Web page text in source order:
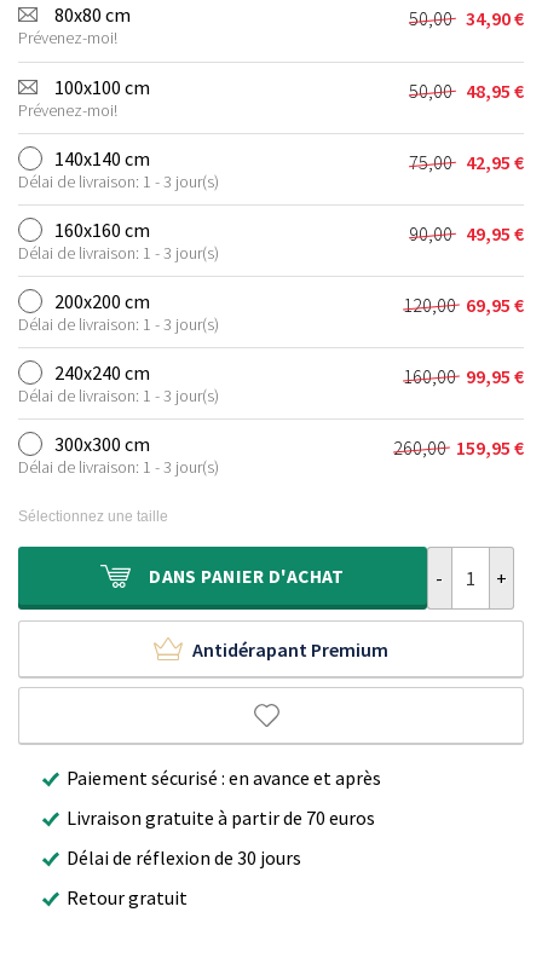
80x80 cm
Prévenez-moi!
50,00
Le
prix
initial
était :
50,00 €.
34,90€
Le
prix
actuel
est :
34,90 €.
100x100 cm
Prévenez-moi!
50,00
Le
prix
initial
était :
50,00 €.
48,95 €
Le
prix
actuel
est :
48,95 €.
140x140 cm
Délai de livraison: 1 - 3 jour(s)
75,00
Le
prix
initial
était :
75,00 €.
42,95 €
Le
prix
actuel
est :
42,95 €.
160x160 cm
Délai de livraison: 1 - 3 jour(s)
90,00
Le
prix
initial
était :
90,00 €.
49,95 €
Le
prix
actuel
est :
49,95 €.
200x200 cm
Délai de livraison: 1 - 3 jour(s)
120,00
Le
prix
initial
était :
120,00 €.
69,95 €
Le
prix
actuel
est :
69,95 €.
240x240 cm
Délai de livraison: 1 - 3 jour(s)
160,00
Le
prix
initial
était :
99,95 €
Le
prix
actuel
est :
300x300 cm
Délai de livraison: 1 - 3 jour(s)
260,00
Le
260,00 €.
159,95 €
Le
159,95 €.
Sélectionnez une taille
DANS PANIER D'ACHAT
Antidérapant Premium
Paiement sécurisé : en avance et après
Livraison gratuite à partir de 70 euros
Délai de réflexion de 30 jours
Retour gratuit